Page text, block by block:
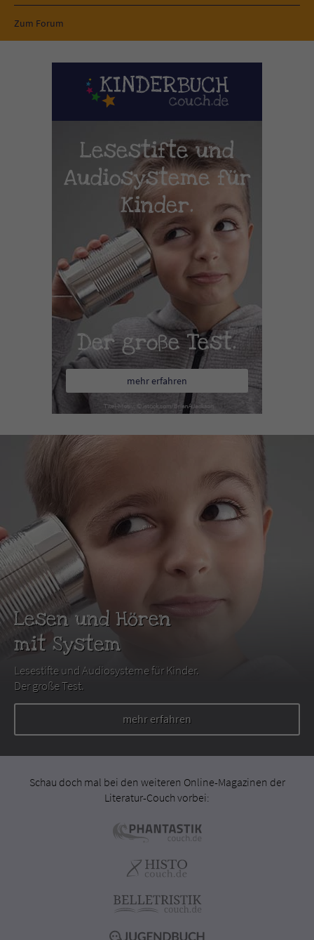
Zum Forum
Lesestifte und
Audiosysteme für
Kinder.
Der große Test.
mehr erfahren
Lesen und Hören
mit System
Lesestifte und Audiosysteme für Kinder.
Der große Test.
mehr erfahren
Schau doch mal bei den weiteren Online-Magazinen der
Literatur-Couch vorbei: